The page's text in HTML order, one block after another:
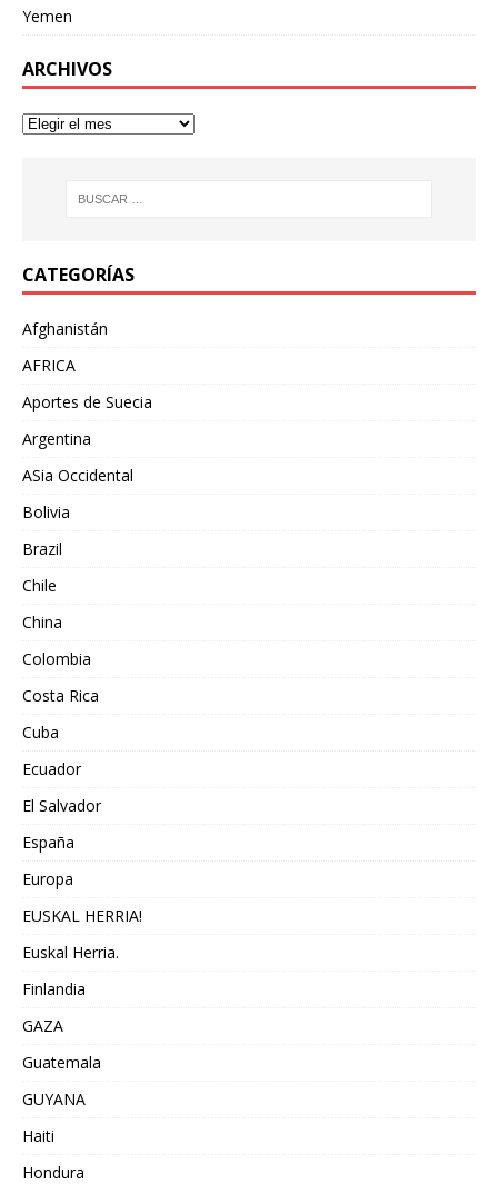
Yemen
ARCHIVOS
CATEGORÍAS
Afghanistán
AFRICA
Aportes de Suecia
Argentina
ASia Occidental
Bolivia
Brazil
Chile
China
Colombia
Costa Rica
Cuba
Ecuador
El Salvador
España
Europa
EUSKAL HERRIA!
Euskal Herria.
Finlandia
GAZA
Guatemala
GUYANA
Haiti
Hondura